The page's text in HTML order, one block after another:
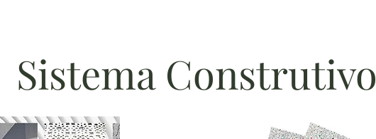
Sistema Construtivo